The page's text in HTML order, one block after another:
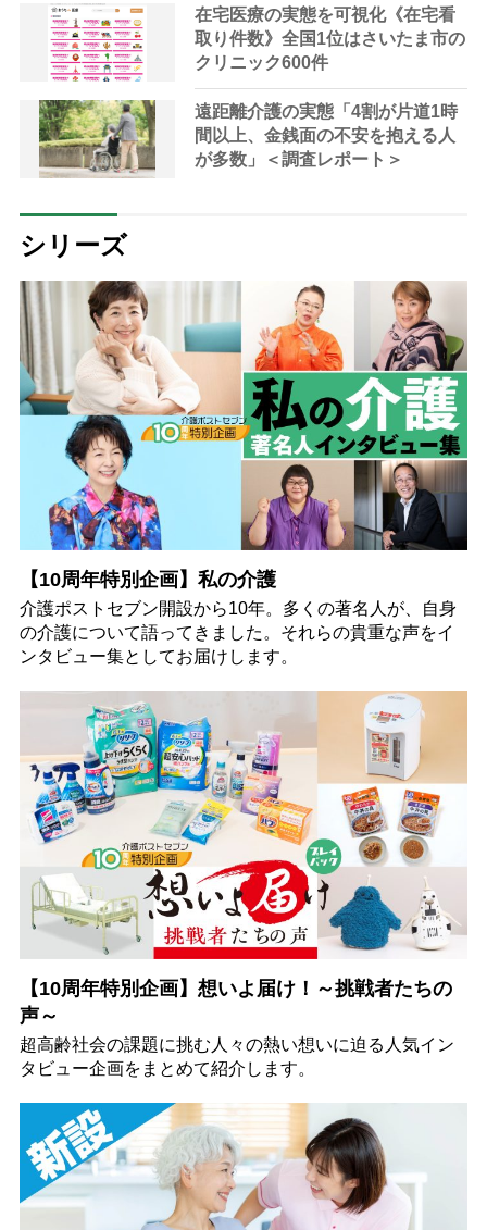
と続かない」電流爆破などプロレ
スを通じて培った「あきらめない
力」も活きた
在宅医療の実態を可視化《在宅看
取り件数》全国1位はさいたま市の
クリニック600件
遠距離介護の実態「4割が片道1時
間以上、金銭面の不安を抱える人
が多数」＜調査レポート＞
シリーズ
【10周年特別企画】私の介護
介護ポストセブン開設から10年。多くの著名人が、自身
の介護について語ってきました。それらの貴重な声をイ
ンタビュー集としてお届けします。
【10周年特別企画】想いよ届け！～挑戦者たちの
声～
超高齢社会の課題に挑む人々の熱い想いに迫る人気イン
タビュー企画をまとめて紹介します。